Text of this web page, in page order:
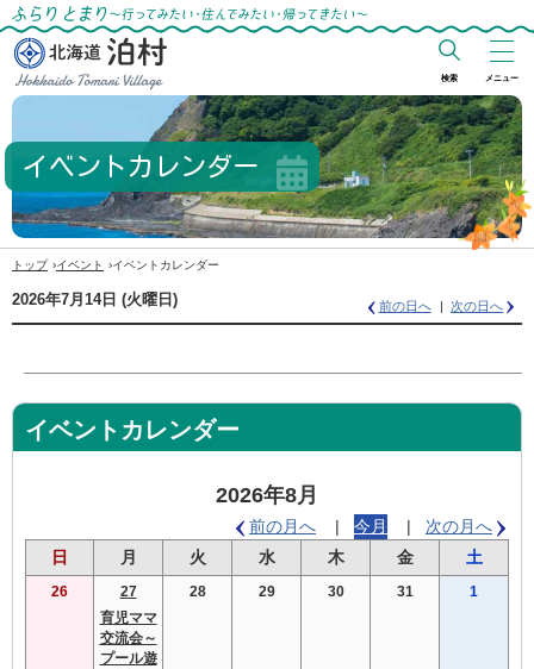
ふらりとまり～行ってみたい・住んでみた
い・帰ってきたい～
北海道 泊村
Hokkaido Tomari
Village
検索 メニュー
イベントカレンダー
トップ ›イベント ›イベントカレンダー
2026年7月14日 (火曜日 ) 前の日へ 次の日へ
イベントカレンダー
2026年8月
前の月へ 今月
次の月へ
日
日
月
日
火曜
日
水曜
日
木曜
日
金曜
日
土曜
日
26
27
育児ママ
交流会～
プール遊
28 29 30 31 1